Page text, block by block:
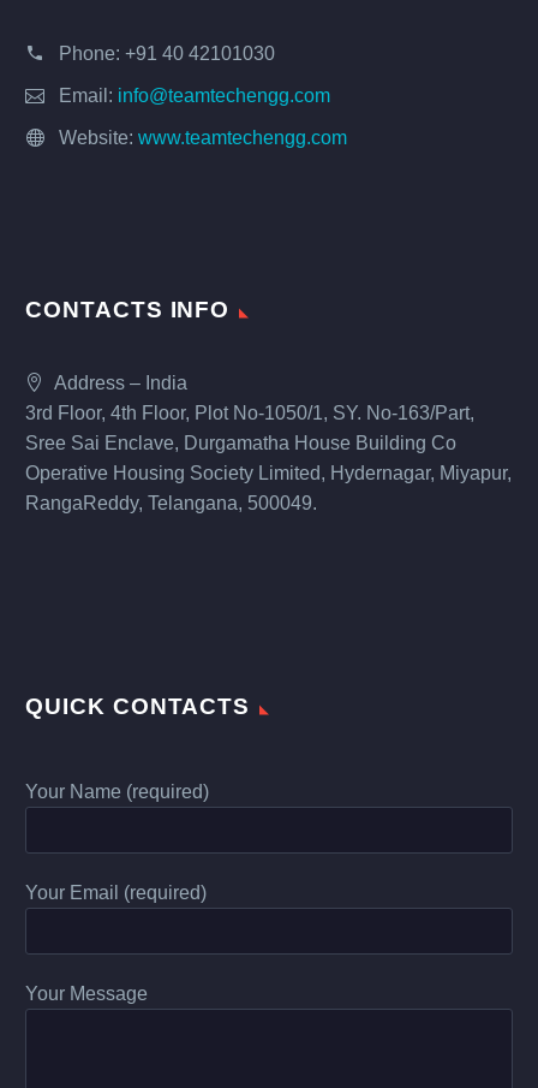
Phone: +91 40 42101030
Email: info@teamtechengg.com
Website: www.teamtechengg.com
CONTACTS INFO
Address – India
3rd Floor, 4th Floor, Plot No-1050/1, SY. No-163/Part,
Sree Sai Enclave, Durgamatha House Building Co
Operative Housing Society Limited, Hydernagar, Miyapur,
RangaReddy, Telangana, 500049.
QUICK CONTACTS
Your Name (required)
Your Email (required)
Your Message